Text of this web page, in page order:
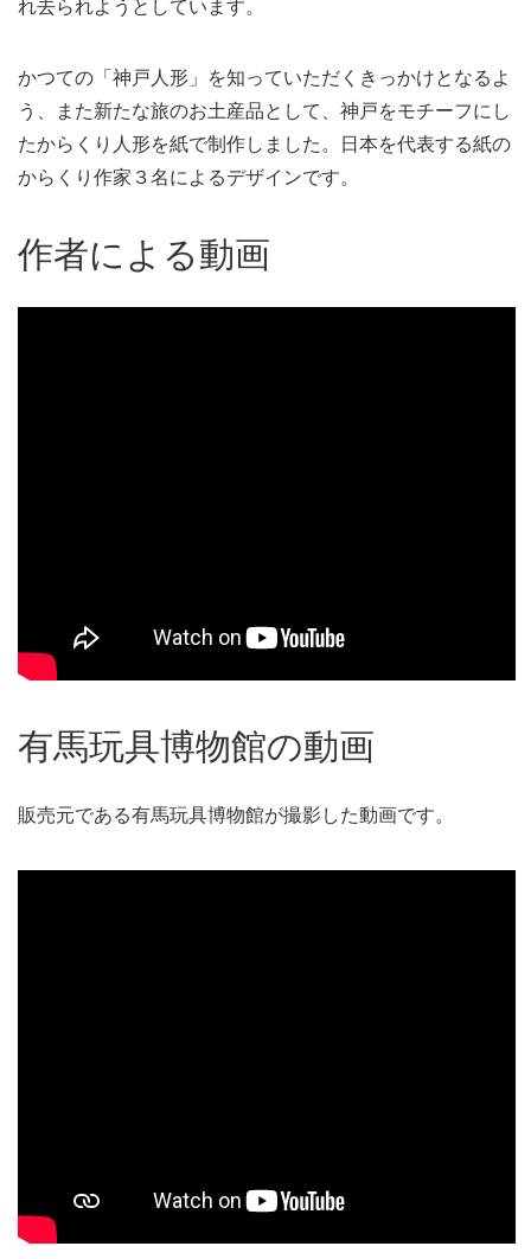
れ去られようとしています。
かつての「神戸人形」を知っていただくきっかけとなるよ
う、また新たな旅のお土産品として、神戸をモチーフにし
たからくり人形を紙で制作しました。日本を代表する紙の
からくり作家３名によるデザインです。
作者による動画
有馬玩具博物館の動画
販売元である有馬玩具博物館が撮影した動画です。